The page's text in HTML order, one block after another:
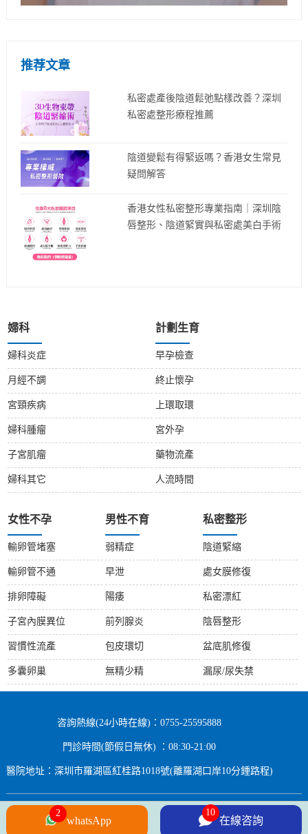
推荐文章
私密處產後陰道鬆弛點樣改善？深圳
私密處整形療程推薦
陰道變鬆有得緊返嗎？香港女生常見
疑問解答
香港女性私密整形專業指南｜深圳陰
唇整形、陰道緊實與私密處美白手術
婦科
婦科炎症
月經不調
宮頸疾病
婦科腫瘤
子宮肌瘤
婦科其它
計劃生育
早孕檢查
終止懷孕
上環取環
宮外孕
藥物流產
人流時間
女性不孕
輸卵管堵塞
輸卵管不通
排卵障礙
子宮內膜異位
習慣性流產
多囊卵巢
男性不育
弱精症
早泄
陽痿
前列腺炎
包皮環切
無精少精
私密整形
陰道緊縮
處女膜修復
私密漂紅
陰唇整形
盆底肌修復
漏尿/尿失禁
咨詢熱線(24小時在線)：0755-25595888
門診時間(節假日無休) ：08:30-21:00
醫院地址：深圳市羅湖區紅桂路1018號(離羅湖口岸10分鍾路程)
Copyright © 2024 All rights Reserved.
2
whatsApp
10
在線咨詢